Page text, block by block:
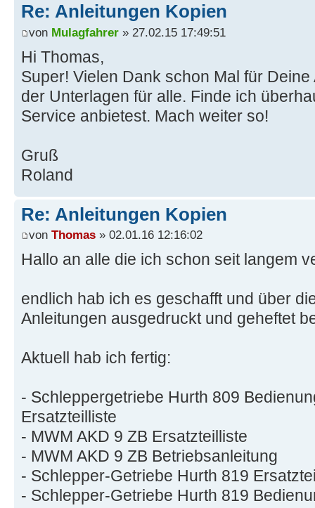
Re: Anleitungen Kopien
von Mulagfahrer » 27.02.15 17:49:51
Hi Thomas,
Super! Vielen Dank schon Mal für
der Unterlagen für alle. Finde ich
Service anbietest. Mach weiter so!
Gruß
Roland
Re: Anleitungen Kopien
von Thomas » 02.01.16 12:16:02
Hallo an alle die ich schon seit langem
endlich hab ich es geschafft und über
Anleitungen ausgedruckt und geheftet
Aktuell hab ich fertig:
- Schleppergetriebe Hurth 809
Ersatzteilliste
- MWM AKD 9 ZB Ersatzteilliste
- MWM AKD 9 ZB Betriebsanleitung
- Schlepper-Getriebe Hurth 819
- Schlepper-Getriebe Hurth 819